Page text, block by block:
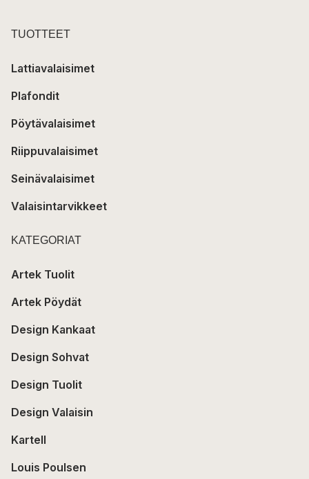
TUOTTEET
Lattiavalaisimet
Plafondit
Pöytävalaisimet
Riippuvalaisimet
Seinävalaisimet
Valaisintarvikkeet
KATEGORIAT
Artek Tuolit
Artek Pöydät
Design Kankaat
Design Sohvat
Design Tuolit
Design Valaisin
Kartell
Louis Poulsen